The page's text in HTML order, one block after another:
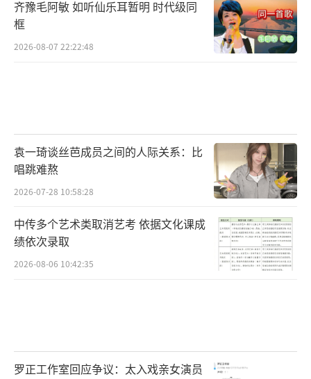
齐豫毛阿敏 如听仙乐耳暂明 时代级同
框
2026-08-07 22:22:48
袁一琦谈丝芭成员之间的人际关系：比
唱跳难熬
2026-07-28 10:58:28
中传多个艺术类取消艺考 依据文化课成
绩依次录取
2026-08-06 10:42:35
罗正工作室回应争议：太入戏亲女演员